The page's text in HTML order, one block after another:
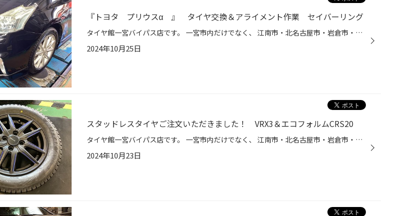
『トヨタ プリウスα 』 タイヤ交換＆アライメント作業 セイバーリング
タイヤ館一宮バイパス店です。 一宮市内だけでなく、 江南市・北名古屋市・岩倉市・羽島市などからも ご来店いただきまして、ありがとうございます！ 本日の作業ご紹介です。 トヨタ プリウスアルファ タイヤ 205/60R16 セイバーリングSL201 店頭でタイヤのご相談をさせていただきました。 タイ...
2024年10月25日
スタッドレスタイヤご注文いただきました！ VRX3＆エコフォルムCRS20
タイヤ館一宮バイパス店です。 一宮市内だけでなく、 江南市・北名古屋市・岩倉市・羽島市などからも ご来店いただきまして、ありがとうございます！ 【タイヤ館一宮アクセスMAP】↓ https://www.taiyakan.co.jp/shop/ichinomiya-b/about/access/ スタッドレスホイールセットでご注文をいただきまし...
2024年10月23日